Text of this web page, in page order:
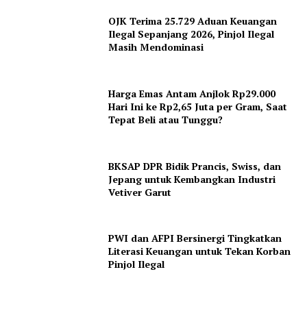
OJK Terima 25.729 Aduan Keuangan
Ilegal Sepanjang 2026, Pinjol Ilegal
Masih Mendominasi
Harga Emas Antam Anjlok Rp29.000
Hari Ini ke Rp2,65 Juta per Gram, Saat
Tepat Beli atau Tunggu?
BKSAP DPR Bidik Prancis, Swiss, dan
Jepang untuk Kembangkan Industri
Vetiver Garut
PWI dan AFPI Bersinergi Tingkatkan
Literasi Keuangan untuk Tekan Korban
Pinjol Ilegal